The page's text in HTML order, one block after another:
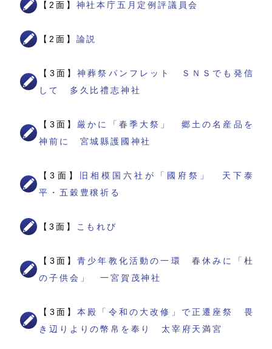
【2面】 神社本庁五月定例評議員会
【2面】 論説
【3面】神葬祭パンフレット ＳＮＳでも発信
して 多久比禮志神社
【3面】 厳かに「春季大祭」 郷土の名産品を
神前に 宮城縣護國神社
【3面】
旧相模国六社が「國府祭」 天下泰
平・五穀豊穣祈る
【3面】 こもれび
【3面】青少年教化活動の一環 春休みに「杜
の子供会」 一宮賀茂神社
【3面】本殿「令和の大改修」で正遷座祭 畏
き辺りよりの幣帛を奉り 太宰府天満宮